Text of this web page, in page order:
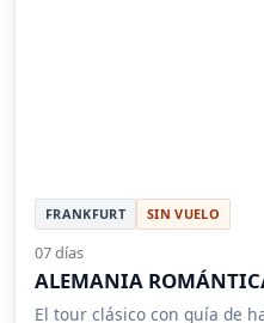
FRANKFURT SIN VUELO
07 días
ALEMANIA
El tour clásico con guía de